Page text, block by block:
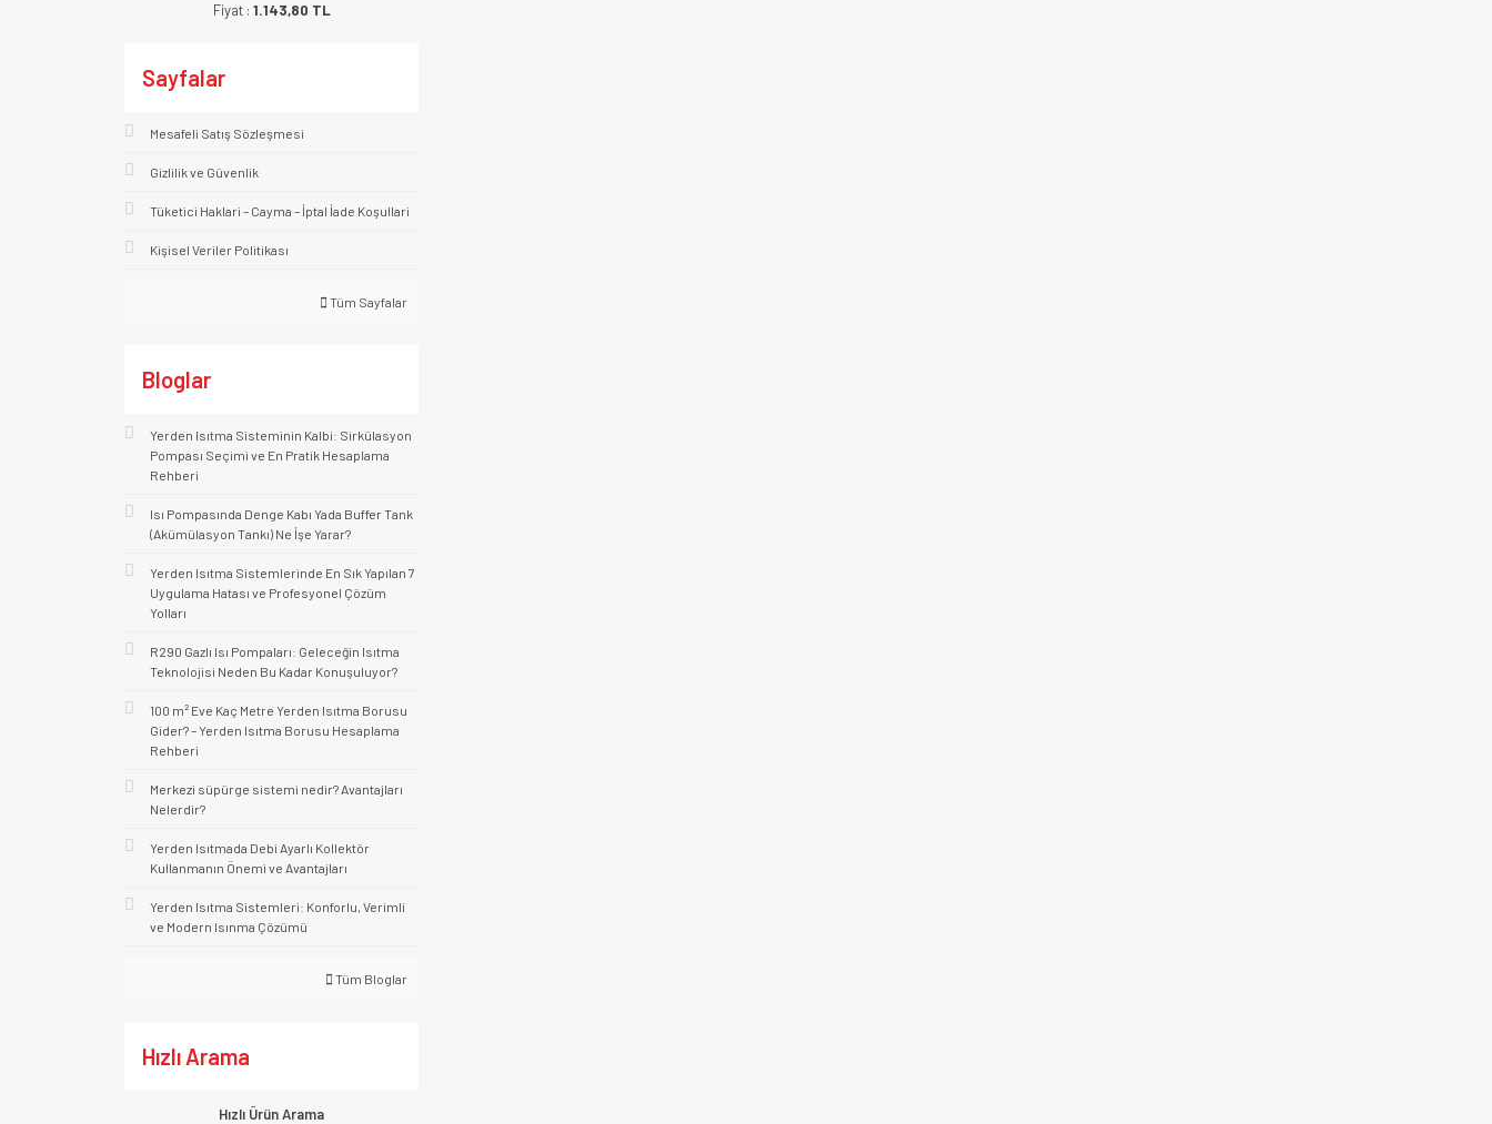
Fiyat : 1.143,80 TL
Sayfalar
Mesafeli Satış Sözleşmesi
Gizlilik ve Güvenlik
Tüketici Haklari – Cayma – İptal İade Koşullari
Kişisel Veriler Politikası
Tüm Sayfalar
Bloglar
Yerden Isıtma Sisteminin Kalbi: Sirkülasyon
Pompası Seçimi ve En Pratik Hesaplama
Rehberi
Isı Pompasında Denge Kabı Yada Buffer Tank
(Akümülasyon Tankı) Ne İşe Yarar?
Yerden Isıtma Sistemlerinde En Sık Yapılan 7
Uygulama Hatası ve Profesyonel Çözüm
Yolları
R290 Gazlı Isı Pompaları: Geleceğin Isıtma
Teknolojisi Neden Bu Kadar Konuşuluyor?
100 m² Eve Kaç Metre Yerden Isıtma Borusu
Gider? – Yerden Isıtma Borusu Hesaplama
Rehberi
Merkezi süpürge sistemi nedir? Avantajları
Nelerdir?
Yerden Isıtmada Debi Ayarlı Kollektör
Kullanmanın Önemi ve Avantajları
Yerden Isıtma Sistemleri: Konforlu, Verimli
ve Modern Isınma Çözümü
Tüm Bloglar
Hızlı Arama
Hızlı Ürün Arama